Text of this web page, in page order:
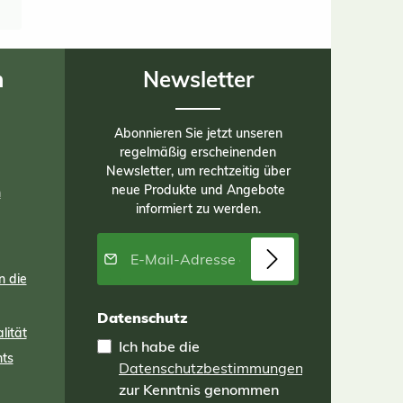
die
Newsletter
Abonnieren Sie jetzt unseren
regelmäßig erscheinenden
Newsletter, um rechtzeitig über
neue Produkte und Angebote
informiert zu werden.
E-Mail-Adresse*
Datenschutz
Ich habe die
Datenschutzbestimmungen
zur Kenntnis genommen